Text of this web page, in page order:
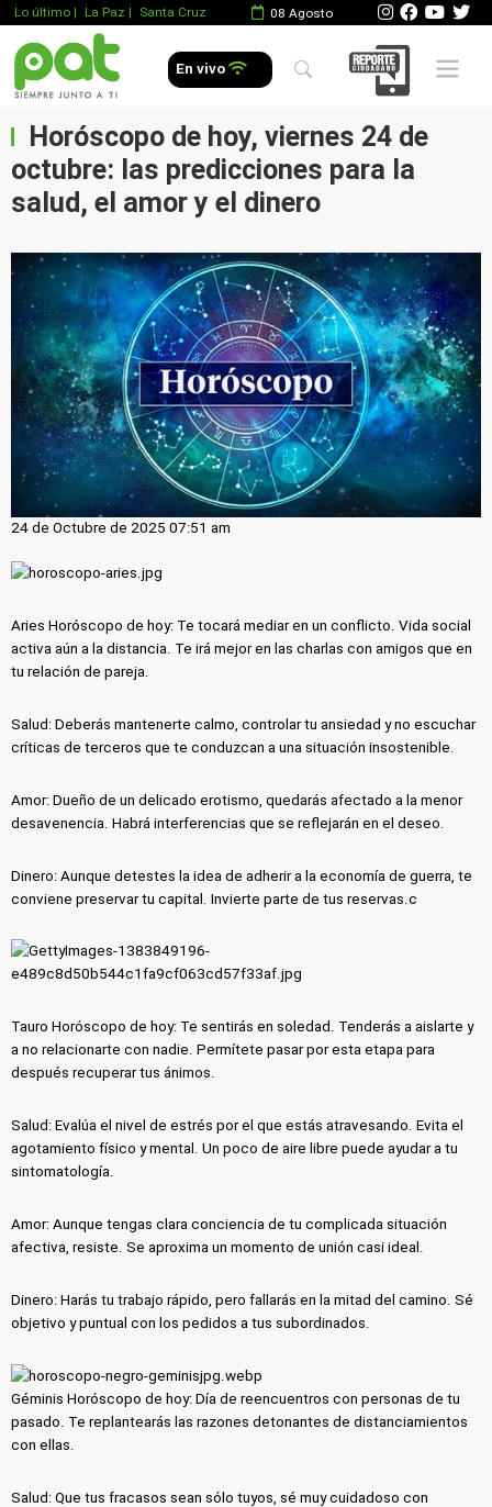
Lo último | La Paz | Santa Cruz 08 Agosto
En vivo Mobile
Horóscopo de hoy, viernes 24 de
octubre: las predicciones para la
salud, el amor y el dinero
24 de Octubre de 2025 07:51 am
Aries Horóscopo de hoy: Te tocará mediar en un conflicto. Vida social
activa aún a la distancia. Te irá mejor en las charlas con amigos que en
tu relación de pareja.
Salud: Deberás mantenerte calmo, controlar tu ansiedad y no escuchar
críticas de terceros que te conduzcan a una situación insostenible.
Amor: Dueño de un delicado erotismo, quedarás afectado a la menor
desavenencia. Habrá interferencias que se reflejarán en el deseo.
Dinero: Aunque detestes la idea de adherir a la economía de guerra, te
conviene preservar tu capital. Invierte parte de tus reservas.c
Tauro Horóscopo de hoy: Te sentirás en soledad. Tenderás a aislarte y
a no relacionarte con nadie. Permítete pasar por esta etapa para
después recuperar tus ánimos.
Salud: Evalúa el nivel de estrés por el que estás atravesando. Evita el
agotamiento físico y mental. Un poco de aire libre puede ayudar a tu
sintomatología.
Amor: Aunque tengas clara conciencia de tu complicada situación
afectiva, resiste. Se aproxima un momento de unión casi ideal.
Dinero: Harás tu trabajo rápido, pero fallarás en la mitad del camino. Sé
objetivo y puntual con los pedidos a tus subordinados.
Géminis Horóscopo de hoy: Día de reencuentros con personas de tu
pasado. Te replantearás las razones detonantes de distanciamientos
con ellas.
Salud: Que tus fracasos sean sólo tuyos, sé muy cuidadoso con